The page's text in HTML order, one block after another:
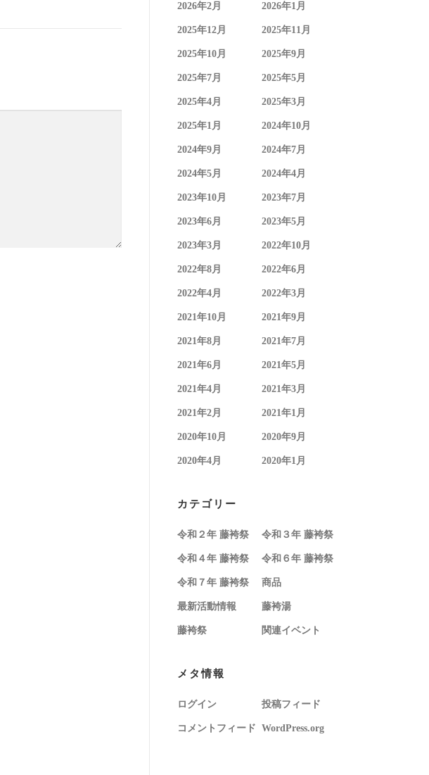
2026年2月 2026年1月
2025年12月 2025年11月
2025年10月 2025年9月
2025年7月 2025年5月
2025年4月 2025年3月
2025年1月 2024年10月
2024年9月 2024年7月
2024年5月 2024年4月
2023年10月 2023年7月
2023年6月 2023年5月
2023年3月 2022年10月
2022年8月 2022年6月
2022年4月 2022年3月
2021年10月 2021年9月
2021年8月 2021年7月
2021年6月 2021年5月
2021年4月 2021年3月
2021年2月 2021年1月
2020年10月 2020年9月
2020年4月 2020年1月
カテゴリー
令和２年 藤袴祭 令和３年 藤袴祭
令和４年 藤袴祭 令和６年 藤袴祭
令和７年 藤袴祭 商品
最新活動情報 藤袴湯
藤袴祭 関連イベント
メタ情報
ログイン 投稿フィード
コメントフィード WordPress.org